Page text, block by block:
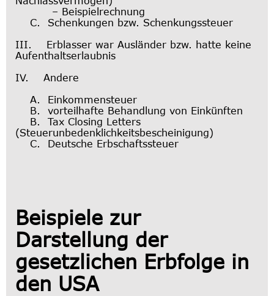
– Beispielrechnung
C. Schenkungen bzw. Schenkungssteuer
III. Erblasser war Ausländer bzw. hatte keine
Aufenthaltserlaubnis
IV. Andere
A. Einkommensteuer
B. vorteilhafte Behandlung von Einkünften
B. Tax Closing Letters
(Steuerunbedenklichkeitsbescheinigung)
C. Deutsche Erbschaftssteuer
Beispiele zur
Darstellung der
gesetzlichen Erbfolge in
den USA